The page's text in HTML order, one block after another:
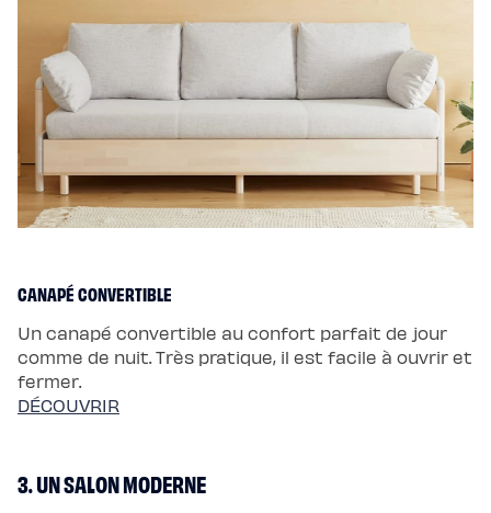
Protections
Protège
matelas
imperméable
Protège
matelas
molleton
Protège
oreiller
Salon
Canapé
Canapé
d'angle
Canapé-
d'angle
Lot
coussins
Coloris
Ecru
Gris
Nuage
Bleu
Profond
Kaki
Terracotta
CANAPÉ CONVERTIBLE
Un canapé convertible au confort parfait de jour
comme de nuit. Très pratique, il est facile à ouvrir et
fermer.
DÉCOUVRIR
3. UN SALON MODERNE